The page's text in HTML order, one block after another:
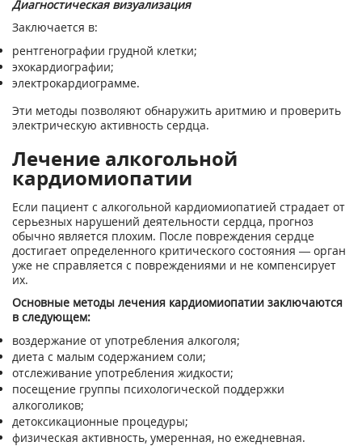
Диагностическая визуализация
Заключается в:
рентгенографии грудной клетки;
эхокардиографии;
электрокардиограмме.
Эти методы позволяют обнаружить аритмию и проверить
электрическую активность сердца.
Лечение алкогольной
кардиомиопатии
Если пациент с алкогольной кардиомиопатией страдает от
серьезных нарушений деятельности сердца, прогноз
обычно является плохим. После повреждения сердце
достигает определенного критического состояния — орган
уже не справляется с повреждениями и не компенсирует
их.
Основные методы лечения кардиомиопатии заключаются
в следующем:
воздержание от употребления алкоголя;
диета с малым содержанием соли;
отслеживание употребления жидкости;
посещение группы психологической поддержки
алкоголиков;
детоксикационные процедуры;
физическая активность, умеренная, но ежедневная.